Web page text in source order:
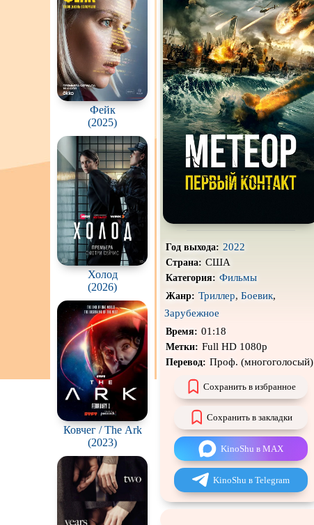
Фейк
(2025)
Холод
(2026)
Ковчег / The Ark
(2023)
Про акул
Про вампиров
Про гангстеров
Про драконов
Про корабли и подводные
лодки
Про мафию
Про путешествияво
времени
Про хоккей ифигурное
катание
Режиссёрская версия
Слэшер
Чёрная комедия
CAMRip
Год выхода: 2022
Страна: США
Категория: Фильмы
Жанр: Триллер, Боевик,
Зарубежное
Время: 01:18
Метки: Full HD 1080p
Перевод: Проф. (многоголосый)
Сохранить в избранное
Сохранить в закладки
KinoShu в MAX
KinoShu в Telegram